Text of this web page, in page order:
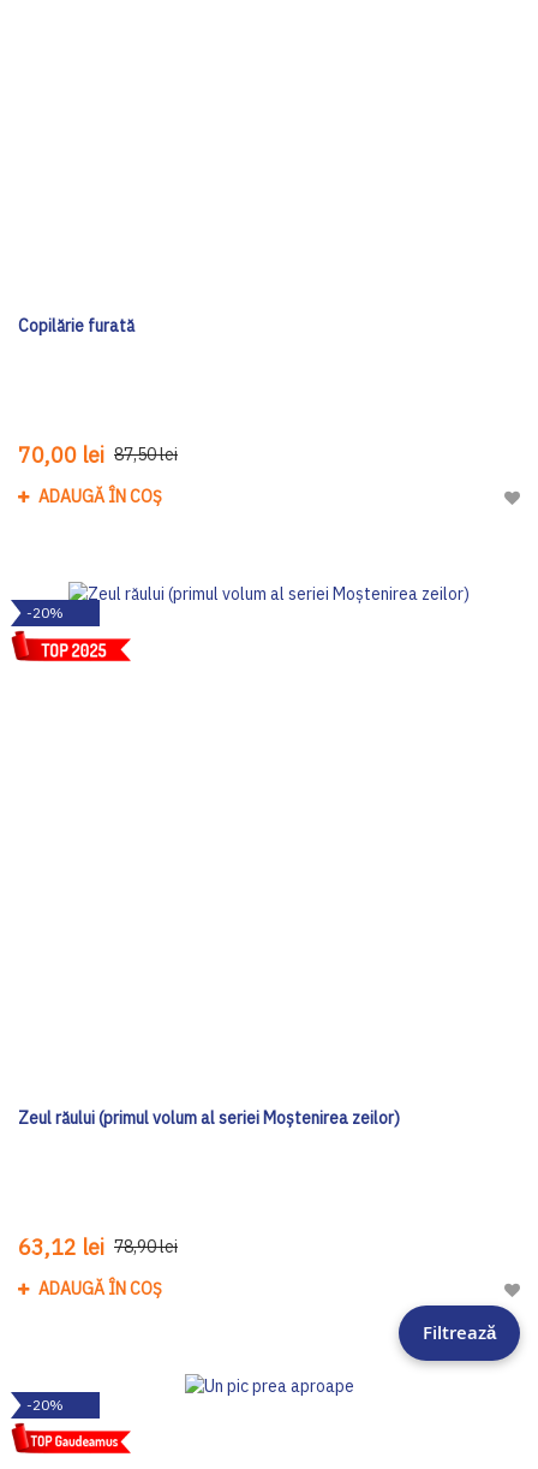
Copilărie furată
70,00 lei 87,50 lei
ADAUGĂ ÎN COȘ
-20%
Zeul răului (primul volum al seriei Moștenirea zeilor)
63,12 lei 78,90 lei
ADAUGĂ ÎN COȘ
-20%
Filtrează